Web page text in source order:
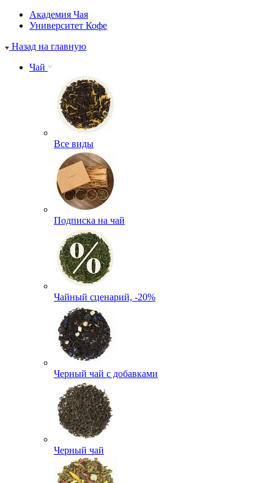
Академия Чая
Университет Кофе
Назад на главную
Чай
Все виды
Подписка на чай
Чайный сценарий, -20%
Черный чай с добавками
Черный чай